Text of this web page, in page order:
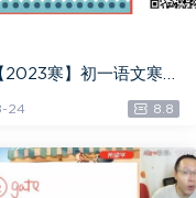
2023寒】初一语文寒假
24 8.8